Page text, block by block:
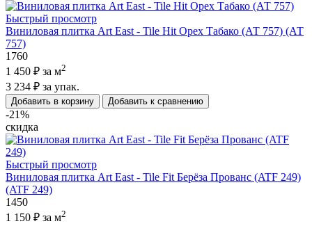
Быстрый просмотр
Виниловая плитка Art East - Tile Hit Орех Табако (АТ 757) (АТ
757)
1760
1 450 ₽ за м2
3 234 ₽ за упак.
Добавить в корзину Добавить к сравнению
-21%
скидка
Быстрый просмотр
Виниловая плитка Art East - Tile Fit Берёза Прованс (ATF 249)
(ATF 249)
1450
1 150 ₽ за м2